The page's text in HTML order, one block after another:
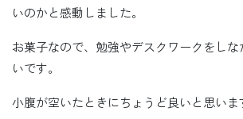
いのかと感動しました。
お菓子なので、勉強やデスクワークをし
いです。
小腹が空いたときにちょうど良いと思いま